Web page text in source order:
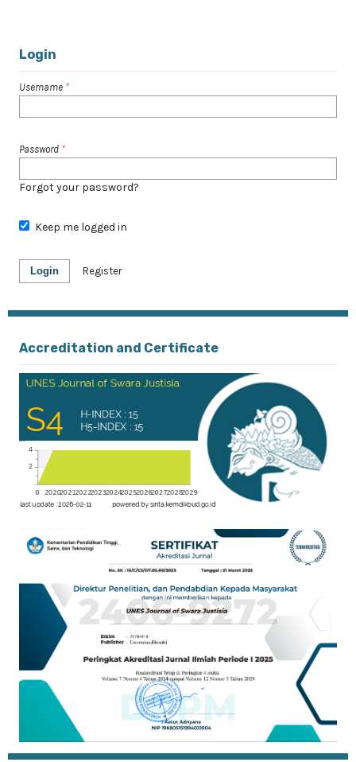
Login
Username *
Password *
Forgot your password?
Keep me logged in
Login Register
Accreditation and Certificate